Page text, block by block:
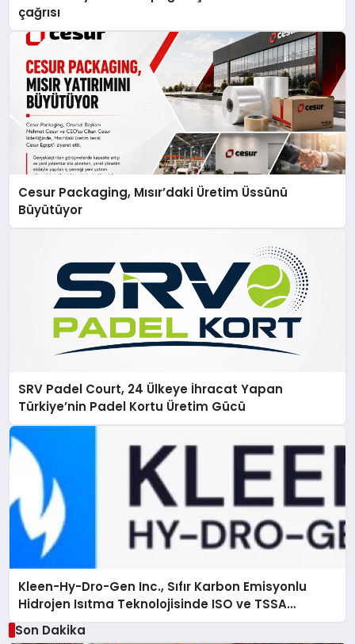
çağrısı
Cesur Packaging, Mısır’daki Üretim Üssünü
Büyütüyor
SRV Padel Court, 24 Ülkeye İhracat Yapan
Türkiye’nin Padel Kortu Üretim Gücü
Kleen-Hy-Dro-Gen Inc., Sıfır Karbon Emisyonlu
Hidrojen Isıtma Teknolojisinde ISO ve TSSA
Düzenleyici Onaylarını Aldı
Son Dakika